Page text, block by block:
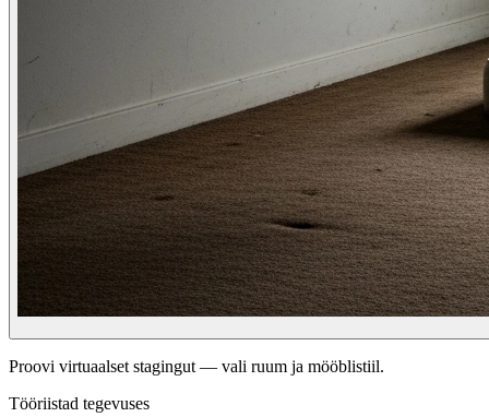
Proovi virtuaalset stagingut — vali ruum ja mööblistiil.
Tööriistad tegevuses